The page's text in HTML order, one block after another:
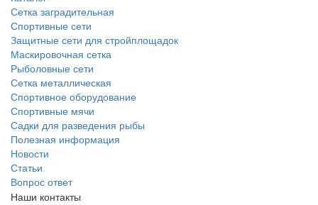
Сетка заградительная
Спортивные сети
Защитные сети для стройплощадок
Маскировочная сетка
Рыболовные сети
Сетка металлическая
Спортивное оборудование
Спортивные мячи
Садки для разведения рыбы
Полезная информация
Новости
Статьи
Вопрос ответ
Наши контакты